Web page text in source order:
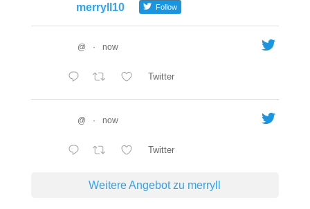
merryll10 Follow
@ · now
Twitter
@ · now
Twitter
Weitere Angebot zu merryll